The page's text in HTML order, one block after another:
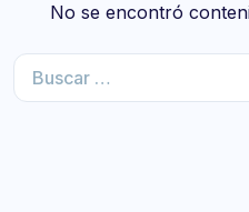
No se encontró